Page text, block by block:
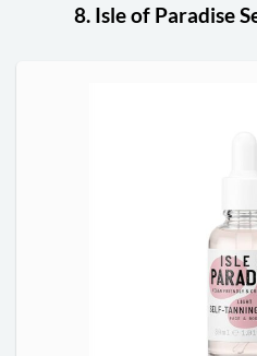
8. Isle of Paradise